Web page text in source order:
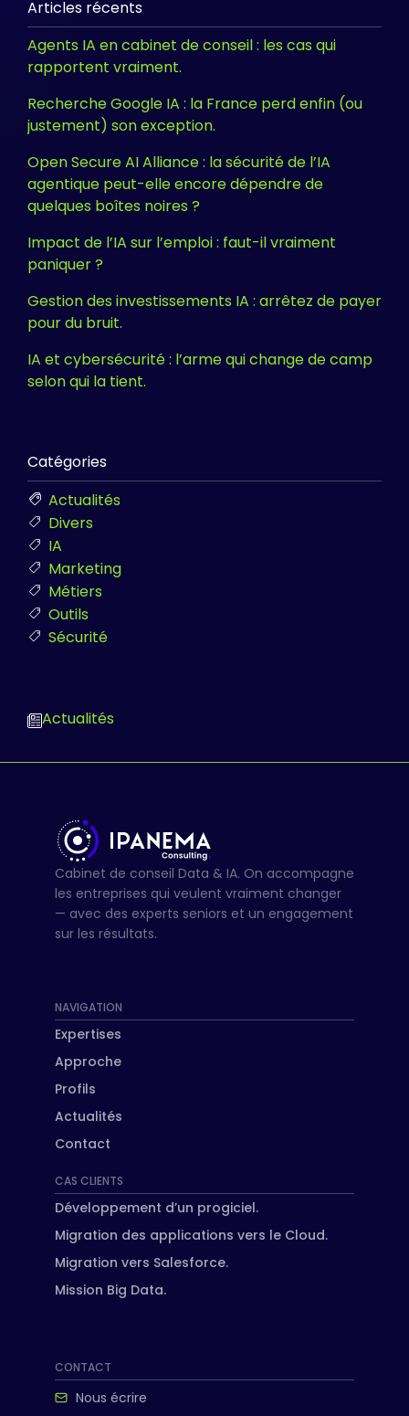
Articles récents
Agents IA en cabinet de conseil : les cas qui
rapportent vraiment.
Recherche Google IA : la France perd enfin (ou
justement) son exception.
Open Secure AI Alliance : la sécurité de l’IA
agentique peut-elle encore dépendre de
quelques boîtes noires ?
Impact de l’IA sur l’emploi : faut-il vraiment
paniquer ?
Gestion des investissements IA : arrêtez de payer
pour du bruit.
IA et cybersécurité : l’arme qui change de camp
selon qui la tient.
Catégories
Actualités
Divers
IA
Marketing
Métiers
Outils
Sécurité
Actualités
Cabinet de conseil Data & IA. On accompagne
les entreprises qui veulent vraiment changer
— avec des experts seniors et un engagement
sur les résultats.
NAVIGATION
Expertises
Approche
Profils
Actualités
Contact
CAS CLIENTS
Développement d’un progiciel.
Migration des applications vers le Cloud.
Migration vers Salesforce.
Mission Big Data.
CONTACT
Nous écrire